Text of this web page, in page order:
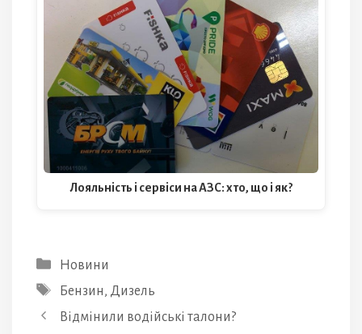
Лояльність і сервіси на АЗС: хто, що і як?
Категорії
Новини
Позначки
Бензин, Дизель
Відмінили водійські талони?